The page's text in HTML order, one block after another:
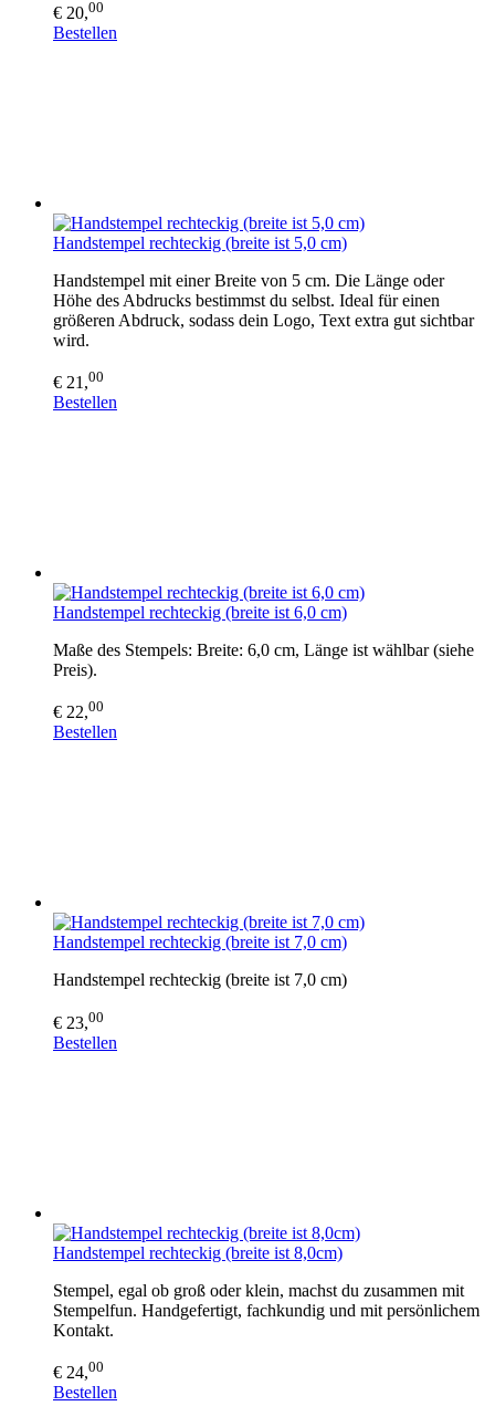
€ 20,00
Bestellen
Handstempel rechteckig (breite ist 5,0 cm)
Handstempel mit einer Breite von 5 cm. Die Länge oder
Höhe des Abdrucks bestimmst du selbst. Ideal für einen
größeren Abdruck, sodass dein Logo, Text extra gut sichtbar
wird.
€ 21,00
Bestellen
Handstempel rechteckig (breite ist 6,0 cm)
Maße des Stempels: Breite: 6,0 cm, Länge ist wählbar (siehe
Preis).
€ 22,00
Bestellen
Handstempel rechteckig (breite ist 7,0 cm)
Handstempel rechteckig (breite ist 7,0 cm)
€ 23,00
Bestellen
Handstempel rechteckig (breite ist 8,0cm)
Stempel, egal ob groß oder klein, machst du zusammen mit
Stempelfun. Handgefertigt, fachkundig und mit persönlichem
Kontakt.
€ 24,00
Bestellen